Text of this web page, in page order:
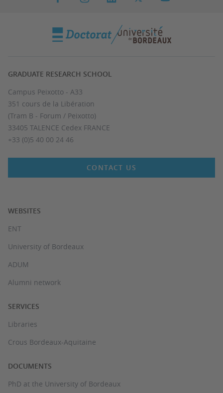
GRADUATE RESEARCH SCHOOL
Campus Peixotto - A33
351 cours de la Libération
(Tram B - Forum / Peixotto)
33405 TALENCE Cedex FRANCE
+33 (0)5 40 00 24 46
CONTACT US
WEBSITES
ENT
University of Bordeaux
ADUM
Alumni network
SERVICES
Libraries
Crous Bordeaux-Aquitaine
DOCUMENTS
PhD at the University of Bordeaux